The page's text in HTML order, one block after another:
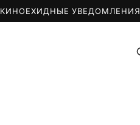
КИНОЕХИДНЫЕ УВЕДОМЛЕНИЯ